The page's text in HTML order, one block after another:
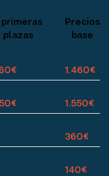
primeras
plazas
Precios
base
1.460€
1.550€
360€
140€